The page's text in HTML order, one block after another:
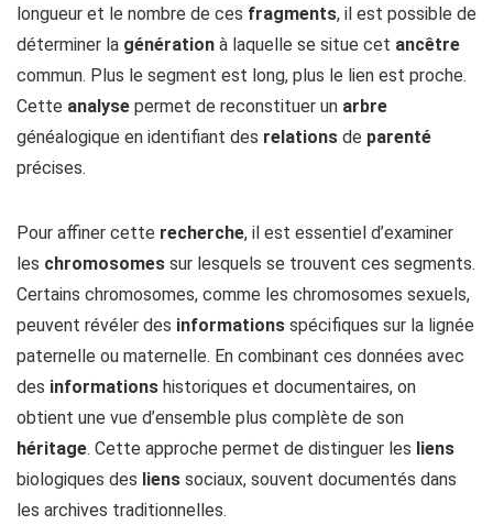
longueur et le nombre de ces fragments, il est possible de
déterminer la génération à laquelle se situe cet ancêtre
commun. Plus le segment est long, plus le lien est proche.
Cette analyse permet de reconstituer un arbre
généalogique en identifiant des relations de parenté
précises.
Pour affiner cette recherche, il est essentiel d’examiner
les chromosomes sur lesquels se trouvent ces segments.
Certains chromosomes, comme les chromosomes sexuels,
peuvent révéler des informations spécifiques sur la lignée
paternelle ou maternelle. En combinant ces données avec
des informations historiques et documentaires, on
obtient une vue d’ensemble plus complète de son
héritage. Cette approche permet de distinguer les liens
biologiques des liens sociaux, souvent documentés dans
les archives traditionnelles.